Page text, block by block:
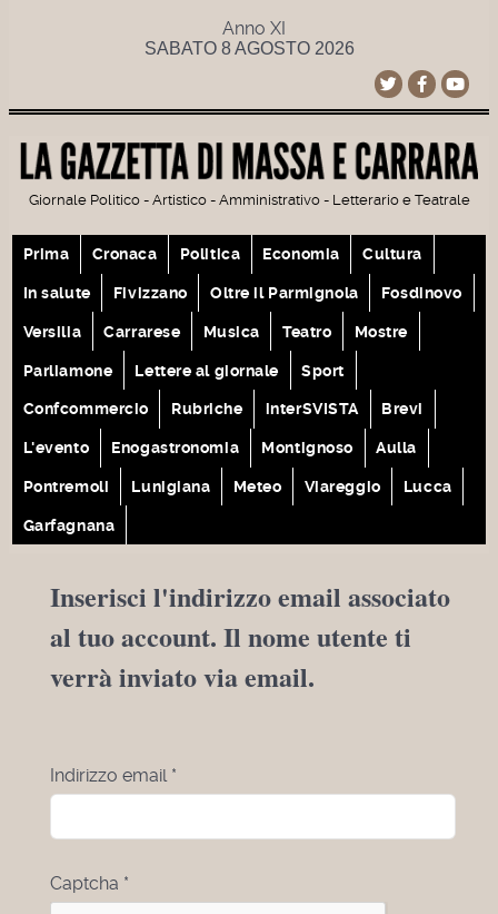
Anno XI
SABATO 8 AGOSTO 2026
Giornale Politico - Artistico - Amministrativo - Letterario e Teatrale
Prima Cronaca Politica Economia Cultura
In salute Fivizzano Oltre il Parmignola Fosdinovo
Versilia Carrarese Musica Teatro Mostre
Parliamone Lettere al giornale Sport
Confcommercio Rubriche interSVISTA Brevi
L'evento Enogastronomia Montignoso Aulla
Pontremoli Lunigiana Meteo Viareggio Lucca
Garfagnana
Inserisci l'indirizzo email associato
al tuo account. Il nome utente ti
verrà inviato via email.
Indirizzo email*
Captcha *